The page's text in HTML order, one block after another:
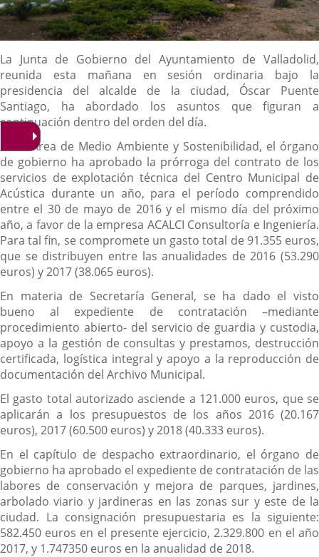
Descripción
La Junta de Gobierno del Ayuntamiento de Valladolid,
reunida esta mañana en sesión ordinaria bajo la
presidencia del alcalde de la ciudad, Óscar Puente
Santiago, ha abordado los asuntos que figuran a
continuación dentro del orden del día.
En el Área de Medio Ambiente y Sostenibilidad, el órgano
de gobierno ha aprobado la prórroga del contrato de los
servicios de explotación técnica del Centro Municipal de
Acústica durante un año, para el período comprendido
entre el 30 de mayo de 2016 y el mismo día del próximo
año, a favor de la empresa ACALCI Consultoría e Ingeniería.
Para tal fin, se compromete un gasto total de 91.355 euros,
que se distribuyen entre las anualidades de 2016 (53.290
euros) y 2017 (38.065 euros).
En materia de Secretaría General, se ha dado el visto
bueno al expediente de contratación –mediante
procedimiento abierto- del servicio de guardia y custodia,
apoyo a la gestión de consultas y prestamos, destrucción
certificada, logística integral y apoyo a la reproducción de
documentación del Archivo Municipal.
El gasto total autorizado asciende a 121.000 euros, que se
aplicarán a los presupuestos de los años 2016 (20.167
euros), 2017 (60.500 euros) y 2018 (40.333 euros).
En el capítulo de despacho extraordinario, el órgano de
gobierno ha aprobado el expediente de contratación de las
labores de conservación y mejora de parques, jardines,
arbolado viario y jardineras en las zonas sur y este de la
ciudad. La consignación presupuestaria es la siguiente:
582.450 euros en el presente ejercicio, 2.329.800 en el año
2017, y 1.747350 euros en la anualidad de 2018.